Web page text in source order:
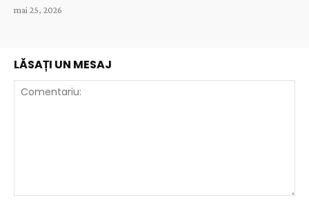
mai 25, 2026
LĂSAȚI UN MESAJ